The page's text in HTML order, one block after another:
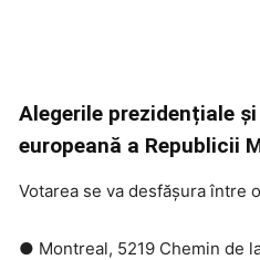
Alegerile prezidențiale
europeană a Republicii
Votarea se va desfășura între
● Montreal, 5219 Chemin de